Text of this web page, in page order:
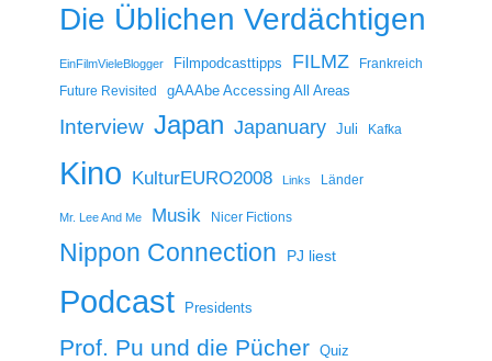
Die Üblichen Verdächtigen
EinFilmVieleBlogger Filmpodcasttipps FILMZ
Frankreich
Future Revisited
gAAAbe Accessing All Areas
Interview Japan Japanuary Juli Kafka
Kino KulturEURO2008 Links Länder
Mr. Lee And Me Musik Nicer Fictions
Nippon Connection PJ liest
Podcast Presidents
Prof. Pu und die Pücher Quiz